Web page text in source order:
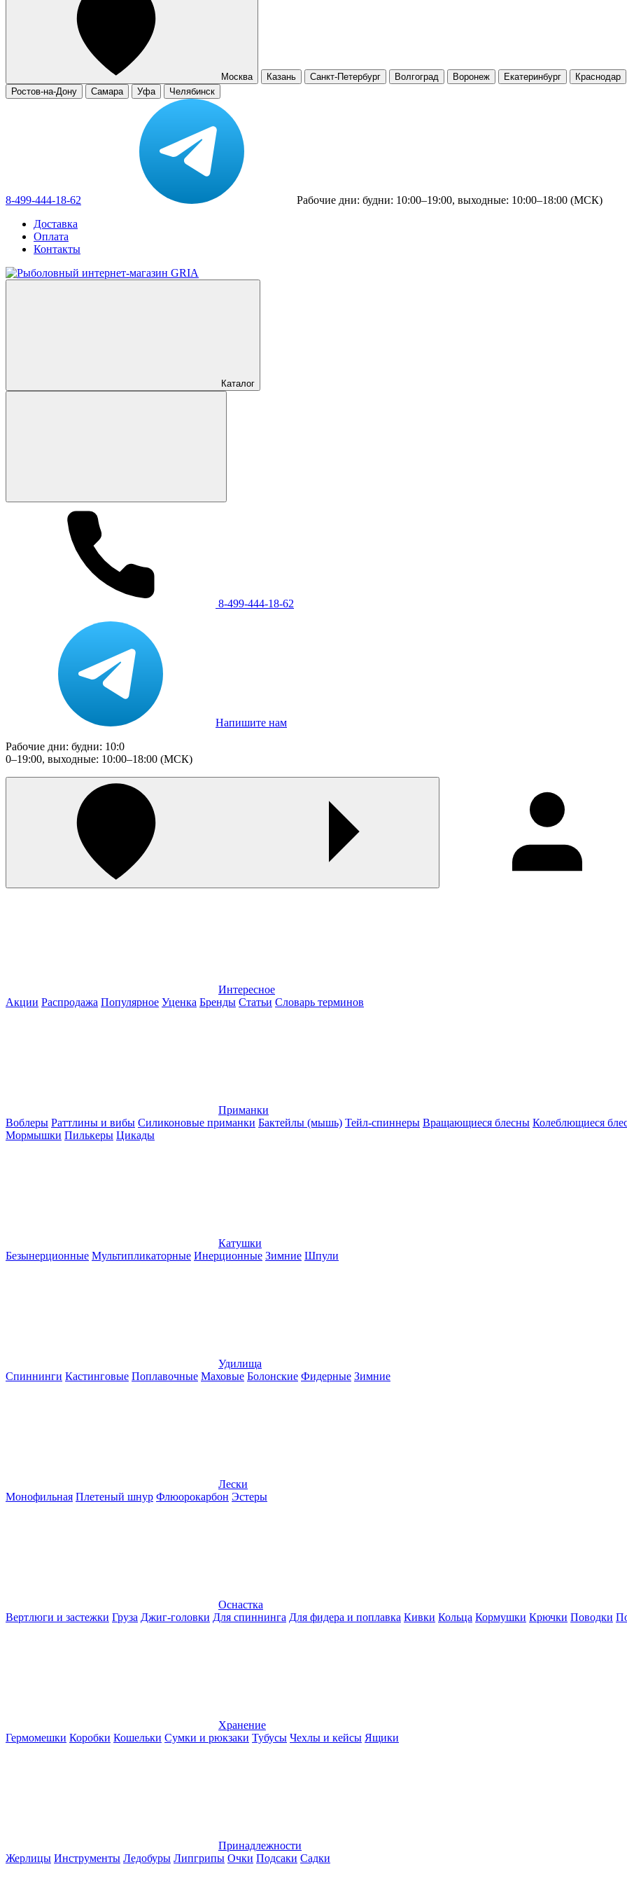
Москва Казань Санкт-Петербург Волгоград Воронеж Екатеринбург Краснодар
Ростов-на-Дону
Самара Уфа Челябинск
8-499-444-18-62
Рабочие дни: будни: 10:00–19:00, выходные: 10:00–18:00 (МСК)
Доставка
Оплата
Контакты
Каталог
8-499-444-18-62
Напишите нам
Рабочие дни: будни: 10:0
0–19:00, выходные: 10:00–18:00 (МСК)
Интересное
Акции Распродажа Популярное Уценка Бренды Статьи Словарь терминов
Приманки
Воблеры Раттлины и вибы Силиконовые приманки Бактейлы (мышь) Тейл-спиннеры Вращающиеся блесны Колеблющиеся
Мормышки Пилькеры Цикады
Катушки
Безынерционные Мультипликаторные Инерционные Зимние Шпули
Удилища
Спиннинги Кастинговые Поплавочные Маховые Болонские Фидерные Зимние
Лески
Монофильная Плетеный шнур Флюорокарбон Эстеры
Оснастка
Вертлюги и застежки Груза Джиг-головки Для спиннинга Для фидера и поплавка Кивки Кольца Кормушки Крючки Поводки
Хранение
Гермомешки Коробки Кошельки Сумки и рюкзаки Тубусы Чехлы и кейсы Ящики
Принадлежности
Жерлицы Инструменты Ледобуры Липгрипы Очки Подсаки Садки